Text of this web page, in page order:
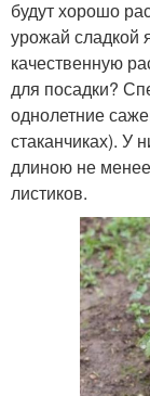
будут хорошо
урожай сладкой
качественную
для посадки?
однолетние
стаканчиках). У
длиною не
листиков.